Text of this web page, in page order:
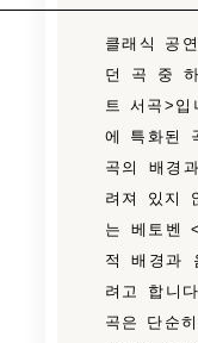
클래식 공
던 곡 중
트 서곡>입
에 특화된
곡의 배경
려져 있지
는 베토벤
적 배경과
려고 합니
곡은 단순